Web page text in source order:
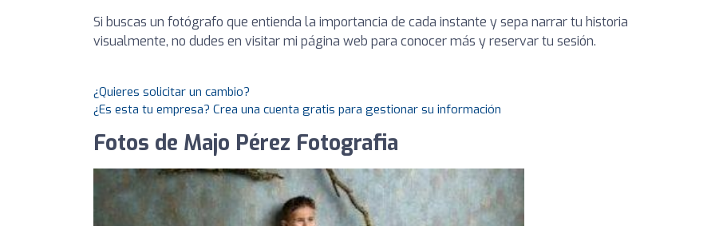
Si buscas un fotógrafo que entienda la importancia de cada instante y sepa narrar tu historia
visualmente, no dudes en visitar mi página web para conocer más y reservar tu sesión.
¿Quieres solicitar un cambio?
¿Es esta tu empresa? Crea una cuenta gratis para gestionar su información
Fotos de Majo Pérez Fotografia